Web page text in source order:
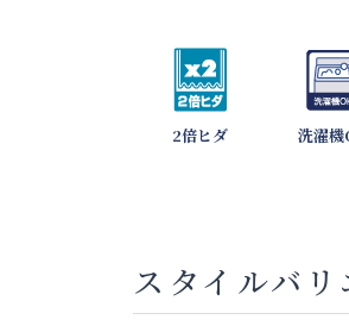
2倍ヒダ 洗濯機
スタイルバ